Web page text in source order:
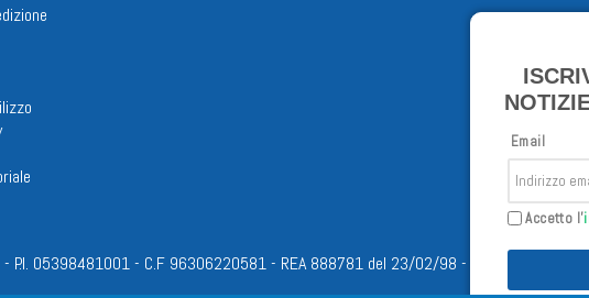
P.I. 05398481001 - C.F 96306220581 - REA 888781 del 23/02/98 - Tutti i diritti
Email
Accetto l'